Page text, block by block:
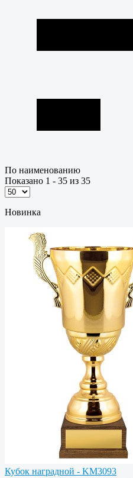
По наименованию
Показано 1 - 35 из 35
Новинка
Кубок наградной - KM3093